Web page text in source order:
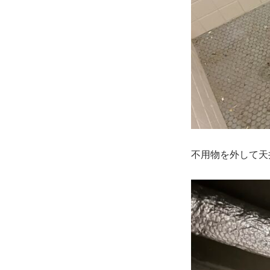
不用物を外して